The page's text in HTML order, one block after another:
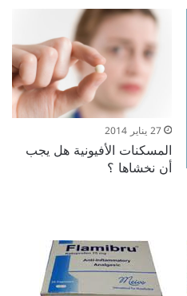
27 يناير 2014
المسكنات الأفيونية هل يجب
أن نخشاها ؟